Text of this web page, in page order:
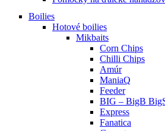
Boilies
Hotové boilies
Mikbaits
Corn Chips
Chilli Chips
Amúr
ManiaQ
Feeder
BIG – BigB
Express
Fanatica